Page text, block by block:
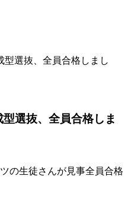
型選抜、全員合格しまし
型選抜、全員合格しま
の生徒さんが見事全員合格